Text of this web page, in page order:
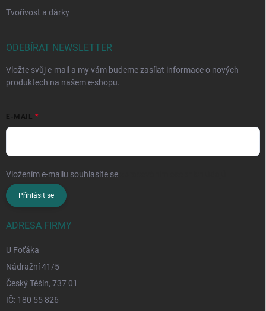
Tvořivost a dárky
ODEBÍRAT NEWSLETTER
Vložte svůj e-mail a my vám budeme zasílat informace o nových
produktech na našem e-shopu.
E-MAIL
Vložením e-mailu souhlasíte se
Přihlásit se
ADRESA FIRMY
U Foťáka
Nádražní 41/5
Český Těšín, 737 01
IČ: 180 55 826